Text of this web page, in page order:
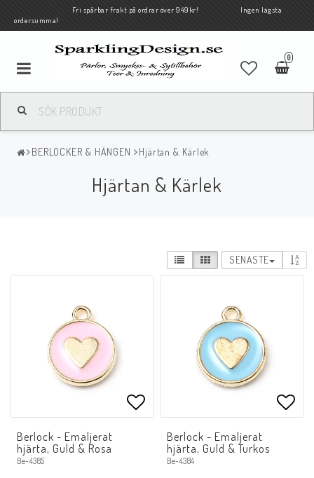
Fri spårbar frakt på ordrar över 949kr! Ingen lägsta
ordersumma!
0
BERLOCKER & HÄNGEN Hjärtan & Kärlek
Hjärtan & Kärlek
SENASTE
Lägg till i favoritlistan
Berlock - Emaljerat
hjärta, Guld & Rosa
Be-4385
Berlock - Emaljerat
hjärta, Guld & Turkos
Be-4384